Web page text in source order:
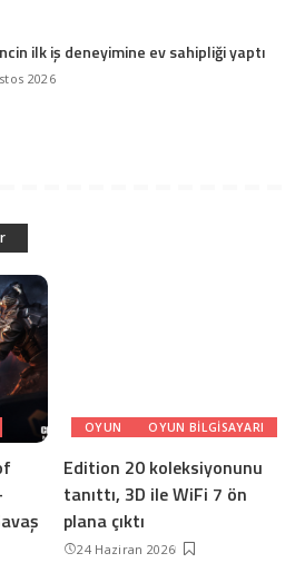
ilk iş deneyimine ev sahipliği yaptı
2026
OYUN OYUN BILGISAYARI
Edition 20 koleksiyonunu
tanıttı, 3D ile WiFi 7 ön
plana çıktı
24 Haziran 2026